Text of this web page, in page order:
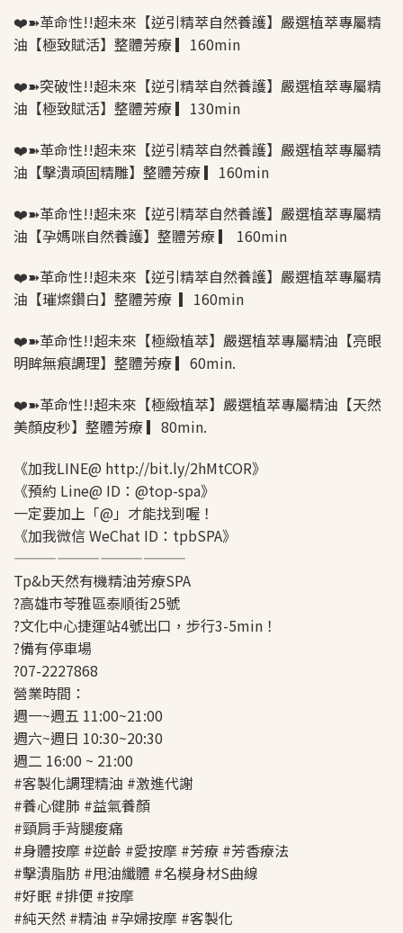
❤️➽革命性!!超未來【逆引精萃自然養護】嚴選植萃專屬精
油【極致賦活】整體芳療 ▎160min
❤️➽突破性!!超未來【逆引精萃自然養護】嚴選植萃專屬精
油【極致賦活】整體芳療 ▎130min
❤️➽革命性!!超未來【逆引精萃自然養護】嚴選植萃專屬精
油【擊潰頑固精雕】整體芳療 ▎160min
❤️➽革命性!!超未來【逆引精萃自然養護】嚴選植萃專屬精
油【孕媽咪自然養護】整體芳療 ▎ 160min
❤️➽革命性!!超未來【逆引精萃自然養護】嚴選植萃專屬精
油【璀燦鑽白】整體芳療 ▎160min
❤️➽革命性!!超未來【極緻植萃】嚴選植萃專屬精油【亮眼
明眸無痕調理】整體芳療 ▎60min.
❤️➽革命性!!超未來【極緻植萃】嚴選植萃專屬精油【天然
美顏皮秒】整體芳療 ▎80min.
《加我LINE@ http://bit.ly/2hMtCOR》
《預約 Line@ ID：@top-spa》
一定要加上「@」才能找到喔！
《加我微信 WeChat ID：tpbSPA》
————————————
Tp&b天然有機精油芳療SPA
?高雄市苓雅區泰順街25號
?文化中心捷運站4號出口，步行3-5min！
?️備有停車場
?07-2227868
營業時間：
週一~週五 11:00~21:00
週六~週日 10:30~20:30
週二 16:00 ~ 21:00
#客製化調理精油 #激進代謝
#養心健肺 #益氣養顏
#頸肩手背腿痠痛
#身體按摩 #逆齡 #愛按摩 #芳療 #芳香療法
#擊潰脂肪 #甩油纖體 #名模身材S曲線
#好眠 #排便 #按摩
#純天然 #精油 #孕婦按摩 #客製化